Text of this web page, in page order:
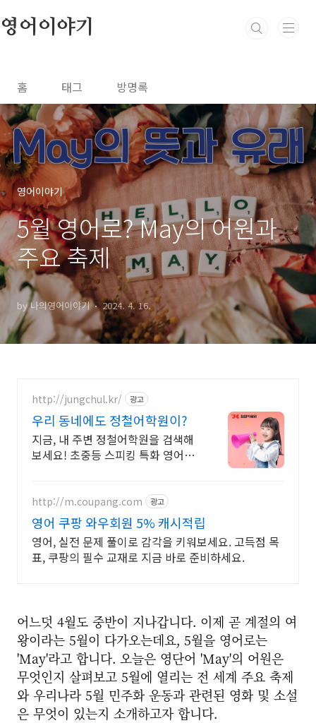
영어이야기
홈 태그 방명록
영어이야기
5월 영어로? May의 어원과
주요 축제
by 나의영어이야기 2024. 4. 16.
http://jungchul.kr/ 광고
우리 동네에도 정철어학원이?
지금, 내 주변 정철어학원을 검색해
보세요! 초중등 스피킹 특화 영어학
http://m.coupang.com 광고
영어 쿠팡 와우회원 5% 캐시적립
영어, 실전 문제 풀이로 감각을 키워보세요. 고득점 목
표, 쿠팡의 필수 교재로 지금 바로 준비하세요.
어느덧 4월도 중반이 지나갑니다. 이제 곧 계절의 여
왕이라는 5월이 다가오는데요, 5월을 영어로는
'May'라고 합니다. 오늘은 영단어 'May'의 어원은
무엇인지 살펴보고 5월에 열리는 전 세계 주요 축제
와 우리나라 5월 민주화 운동과 관련된 영화 및 소설
은 무엇이 있는지 소개하고자 합니다.